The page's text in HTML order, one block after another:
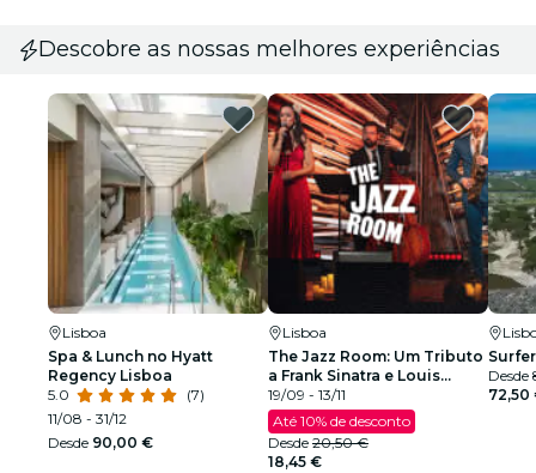
Descobre as nossas melhores experiências
Lisboa
Spa & Lunch no Hyatt
Regency Lisboa
5.0
(7)
11/08 - 31/12
Desde 90,00 €
Lisboa
The Jazz Room: Um Tributo
a Frank Sinatra e Louis
Armstrong
19/09 - 13/11
Até 10% de desconto
Desde 20,50 €
18,45 €
Desde
72,50